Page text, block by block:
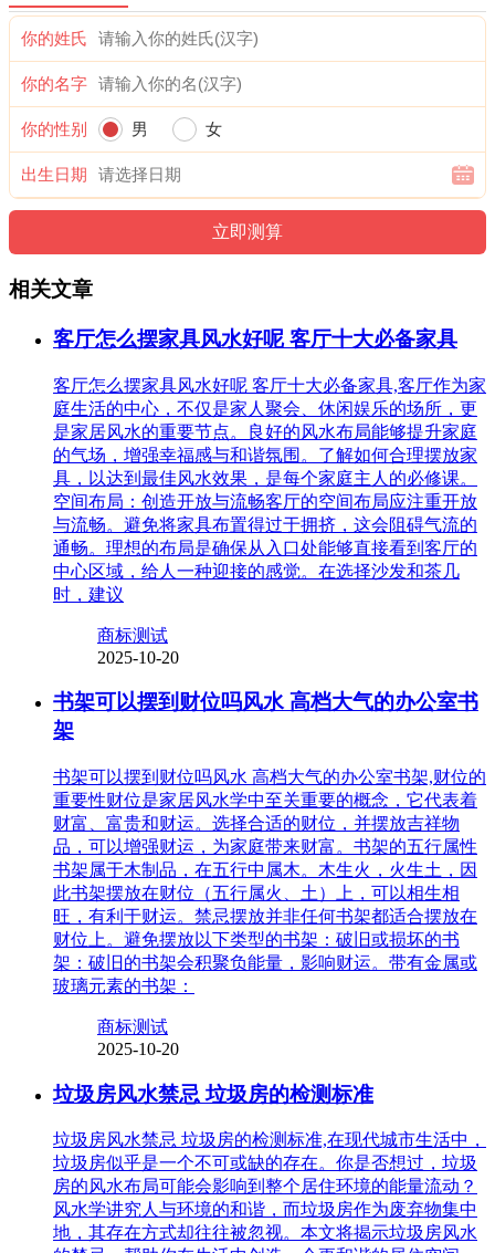
你的姓氏
你的名字
你的性别 男 女
出生日期
相关文章
客厅怎么摆家具风水好呢 客厅十大必备家具
客厅怎么摆家具风水好呢 客厅十大必备家具,客厅作为家
庭生活的中心，不仅是家人聚会、休闲娱乐的场所，更
是家居风水的重要节点。良好的风水布局能够提升家庭
的气场，增强幸福感与和谐氛围。了解如何合理摆放家
具，以达到最佳风水效果，是每个家庭主人的必修课。
空间布局：创造开放与流畅客厅的空间布局应注重开放
与流畅。避免将家具布置得过于拥挤，这会阻碍气流的
通畅。理想的布局是确保从入口处能够直接看到客厅的
中心区域，给人一种迎接的感觉。在选择沙发和茶几
时，建议
商标测试
2025-10-20
书架可以摆到财位吗风水 高档大气的办公室书
架
书架可以摆到财位吗风水 高档大气的办公室书架,财位的
重要性财位是家居风水学中至关重要的概念，它代表着
财富、富贵和财运。选择合适的财位，并摆放吉祥物
品，可以增强财运，为家庭带来财富。书架的五行属性
书架属于木制品，在五行中属木。木生火，火生土，因
此书架摆放在财位（五行属火、土）上，可以相生相
旺，有利于财运。禁忌摆放并非任何书架都适合摆放在
财位上。避免摆放以下类型的书架：破旧或损坏的书
架：破旧的书架会积聚负能量，影响财运。带有金属或
玻璃元素的书架：
商标测试
2025-10-20
垃圾房风水禁忌 垃圾房的检测标准
垃圾房风水禁忌 垃圾房的检测标准,在现代城市生活中，
垃圾房似乎是一个不可或缺的存在。你是否想过，垃圾
房的风水布局可能会影响到整个居住环境的能量流动？
风水学讲究人与环境的和谐，而垃圾房作为废弃物集中
地，其存在方式却往往被忽视。本文将揭示垃圾房风水